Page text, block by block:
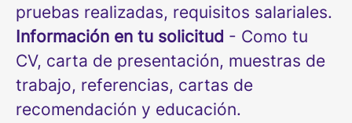
pruebas realizadas, requisitos salariales.
Información en tu solicitud - Como tu
CV, carta de presentación, muestras de
trabajo, referencias, cartas de
recomendación y educación.